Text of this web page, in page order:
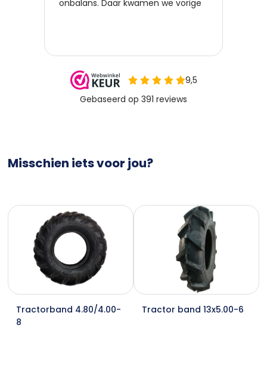
Misschien iets voor jou?
Tractorband 4.80/4.00-
8
Tractor band 13x5.00-6